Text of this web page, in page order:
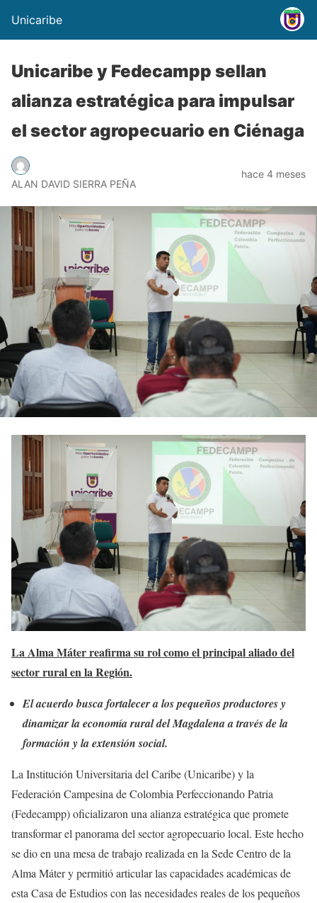
Unicaribe
Unicaribe y Fedecampp sellan
alianza estratégica para impulsar
el sector agropecuario en Ciénaga
ALAN DAVID SIERRA PEÑA
hace 4 meses
La Alma Máter reafirma su rol como el principal aliado del
sector rural en la Región.
El acuerdo busca fortalecer a los pequeños productores y
dinamizar la economía rural del Magdalena a través de la
formación y la extensión social.
La Institución Universitaria del Caribe (Unicaribe) y la
Federación Campesina de Colombia Perfeccionando Patria
(Fedecampp) oficializaron una alianza estratégica que promete
transformar el panorama del sector agropecuario local. Este hecho
se dio en una mesa de trabajo realizada en la Sede Centro de la
Alma Máter y permitió articular las capacidades académicas de
esta Casa de Estudios con las necesidades reales de los pequeños